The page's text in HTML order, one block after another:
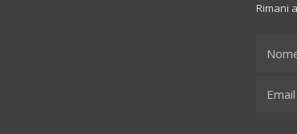
Rimani